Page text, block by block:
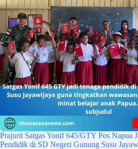
Prajurit Satgas Yonif 645/GTY Pos Napua
Pendidik di SD Negeri Gunung Susu